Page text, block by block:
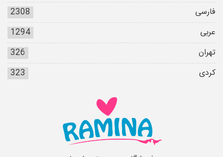
فارسی
2308
عربی
1294
تهران
326
کردی
323